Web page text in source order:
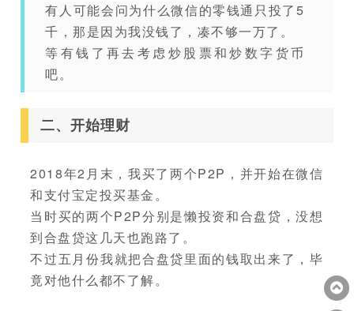
有人可能会问为什么微信的零钱通只投了5
千，那是因为我没钱了，凑不够一万了。
等有钱了再去考虑炒股票和炒数字货币
吧。
二、开始理财
2018年2月末，我买了两个P2P，并开始在微信
和支付宝定投买基金。
当时买的两个P2P分别是懒投资和合盘贷，没想
到合盘贷这几天也跑路了。
不过五月份我就把合盘贷里面的钱取出来了，毕
竟对他什么都不了解。